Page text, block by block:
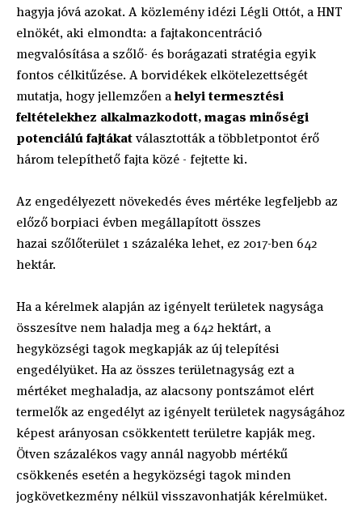
hagyja jóvá azokat. A közlemény idézi Légli Ottót, a HNT
elnökét, aki elmondta: a fajtakoncentráció
megvalósítása a szőlő- és borágazati stratégia egyik
fontos célkitűzése. A borvidékek elkötelezettségét
mutatja, hogy jellemzően ahelyi termesztési
feltételekhez alkalmazkodott, magas minőségi
potenciálú fajtákatválasztották a többletpontot érő
három telepíthető fajta közé - fejtette ki.
Az engedélyezett növekedés éves mértéke legfeljebb az
előző borpiaci évben megállapított összes
hazai szőlőterület 1 százaléka lehet, ez 2017-ben 642
hektár.
Ha a kérelmek alapján az igényelt területek nagysága
összesítve nem haladja meg a 642 hektárt, a
hegyközségi tagok megkapják az új telepítési
engedélyüket. Ha az összes területnagyság ezt a
mértéket meghaladja, az alacsony pontszámot elért
termelők az engedélyt az igényelt területek nagyságához
képest arányosan csökkentett területre kapják meg.
Ötven százalékos vagy annál nagyobb mértékű
csökkenés esetén a hegyközségi tagok minden
jogkövetkezmény nélkül visszavonhatják kérelmüket.